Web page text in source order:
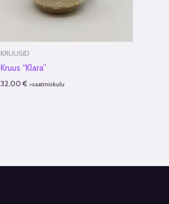
KRUUSID
Kruus “Klara”
32.00€ +saatmiskulu